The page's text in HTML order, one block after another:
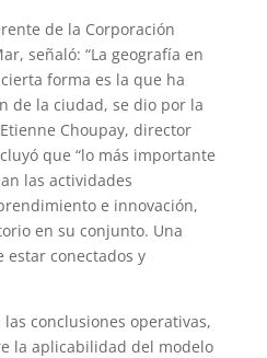
de la Corporación
señaló: “La geografía en
forma es la que ha
de la ciudad, se dio por la
Choupay, director
que “lo más importante
las actividades
e innovación,
en su conjunto. Una
conectados y
conclusiones operativas,
la aplicabilidad del modelo